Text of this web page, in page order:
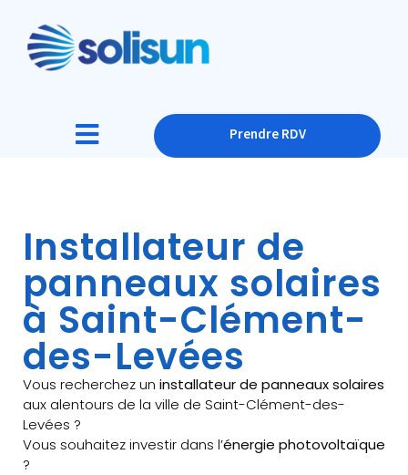
Prendre RDV
Installateur de
panneaux solaires
à Saint-Clément-
des-Levées
Vous recherchez un installateur de panneaux solaires
aux alentours de la ville de Saint-Clément-des-
Levées ?
Vous souhaitez investir dans l’énergie photovoltaïque
?